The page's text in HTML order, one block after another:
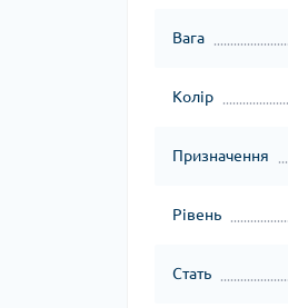
Вага
Колір
Призначення
Рівень
Стать